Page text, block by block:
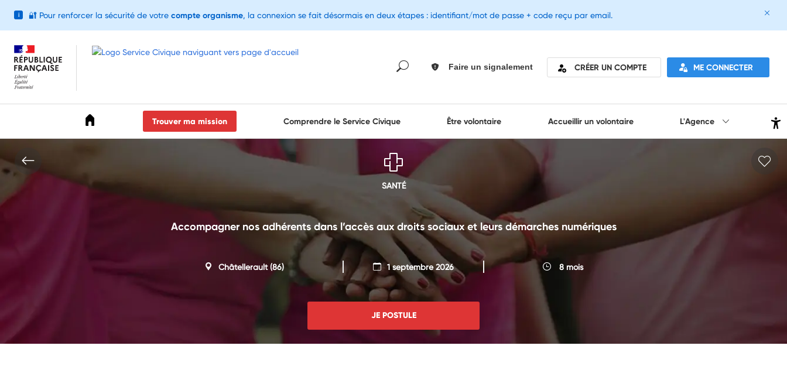
Faire un signalement CRÉER UN COMPTE ME CONNECTER
Trouver ma mission Comprendre le Service Civique Être volontaire Accueillir un volontaire L'Agence
SANTÉ
Accompagner nos adhérents dans l’accès aux droits sociaux et leurs démarches numériques
Châtellerault(86) 1 septembre 2026 8 mois
JE POSTULE
i 🔐 Pour renforcer la sécurité de votre compte organisme, la connexion se fait désormais en deux étapes : identifiant/mot de passe + code reçu par email.